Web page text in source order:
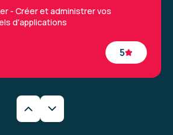
5
- Créer et administrer vos
d'applications